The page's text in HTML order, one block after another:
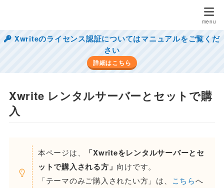
Xwriteのライセンス認証についてはマニュアルをご覧くだ
さい
詳細はこちら
Xwrite レンタルサーバーとセットで購
入
本ページは、
「Xwriteをレンタルサーバーとセ
ットで購入される方」 向けです。
「テーマのみご購入されたい方」は、
こちらへ